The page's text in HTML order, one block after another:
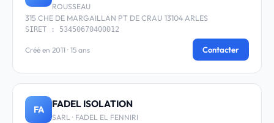
ROUSSEAU
315 CHE DE MARGAILLAN PT DE CRAU 13104 ARLES
SIRET : 53450670400012
Créé en 2011 · 15 ans Contacter
FA FADEL ISOLATION
SARL · FADEL EL FENNIRI